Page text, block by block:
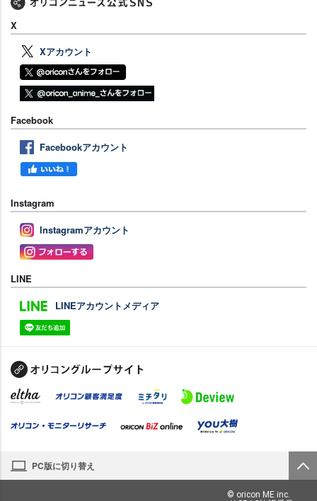
X
Xアカウント
Facebook
Facebookアカウント
Instagram
Instagramアカウント
LINE
LINEアカウントメディア
PC版に切り替え
© oricon ME inc.